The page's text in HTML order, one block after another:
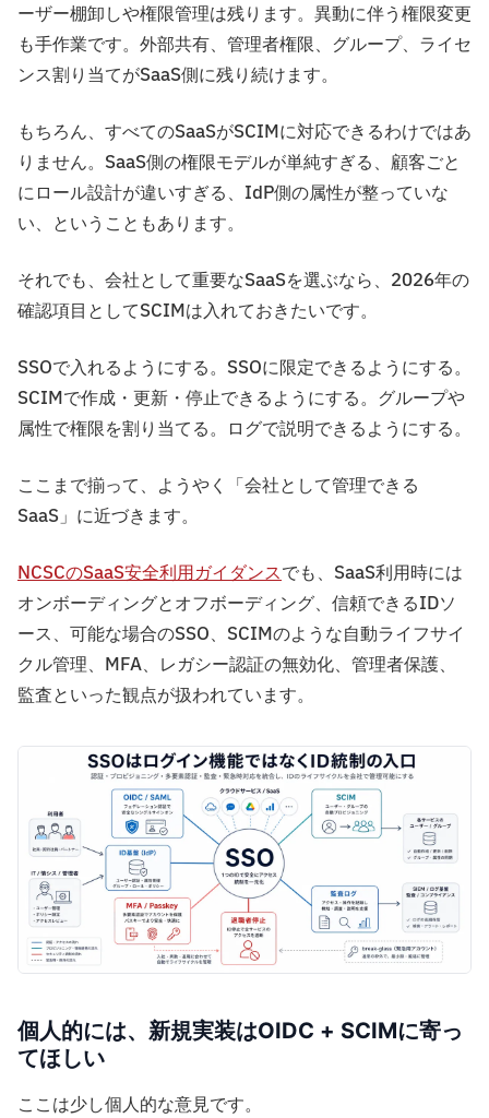
ーザー棚卸しや権限管理は残ります。異動に伴う権限変更
も手作業です。外部共有、管理者権限、グループ、ライセ
ンス割り当てがSaaS側に残り続けます。
もちろん、すべてのSaaSがSCIMに対応できるわけではあ
りません。SaaS側の権限モデルが単純すぎる、顧客ごと
にロール設計が違いすぎる、IdP側の属性が整っていな
い、ということもあります。
それでも、会社として重要なSaaSを選ぶなら、2026年の
確認項目としてSCIMは入れておきたいです。
SSOで入れるようにする。SSOに限定できるようにする。
SCIMで作成・更新・停止できるようにする。グループや
属性で権限を割り当てる。ログで説明できるようにする。
ここまで揃って、ようやく「会社として管理できる
SaaS」に近づきます。
NCSCのSaaS安全利用ガイダンスでも、SaaS利用時には
オンボーディングとオフボーディング、信頼できるIDソ
ース、可能な場合のSSO、SCIMのような自動ライフサイ
クル管理、MFA、レガシー認証の無効化、管理者保護、
監査といった観点が扱われています。
個人的には、新規実装はOIDC + SCIMに寄っ
てほしい
ここは少し個人的な意見です。